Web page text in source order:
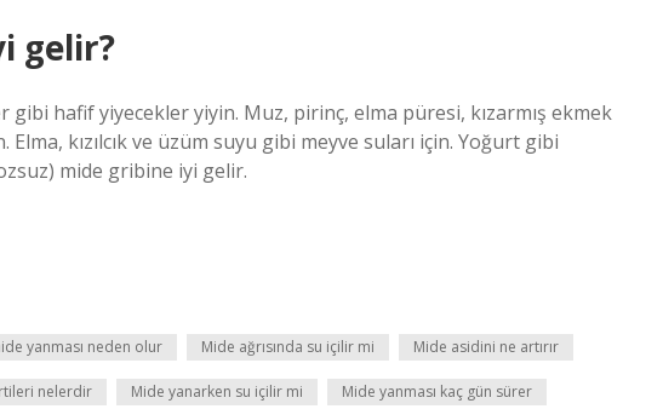
gelir?
hafif yiyecekler yiyin. Muz, pirinç, elma püresi, kızarmış ekmek
kızılcık ve üzüm suyu gibi meyve suları için. Yoğurt gibi
mide gribine iyi gelir.
yanması neden olur Mide ağrısında su içilir mi Mide asidini ne artırır
nelerdir Mide yanarken su içilir mi Mide yanması kaç gün sürer